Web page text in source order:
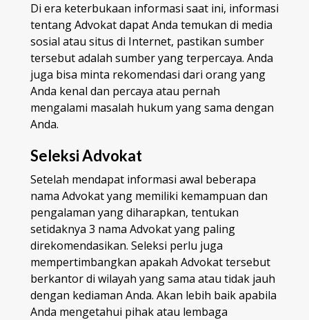
Di era keterbukaan informasi saat ini, informasi
tentang Advokat dapat Anda temukan di media
sosial atau situs di Internet, pastikan sumber
tersebut adalah sumber yang terpercaya. Anda
juga bisa minta rekomendasi dari orang yang
Anda kenal dan percaya atau pernah
mengalami masalah hukum yang sama dengan
Anda.
Seleksi Advokat
Setelah mendapat informasi awal beberapa
nama Advokat yang memiliki kemampuan dan
pengalaman yang diharapkan, tentukan
setidaknya 3 nama Advokat yang paling
direkomendasikan. Seleksi perlu juga
mempertimbangkan apakah Advokat tersebut
berkantor di wilayah yang sama atau tidak jauh
dengan kediaman Anda. Akan lebih baik apabila
Anda mengetahui pihak atau lembaga